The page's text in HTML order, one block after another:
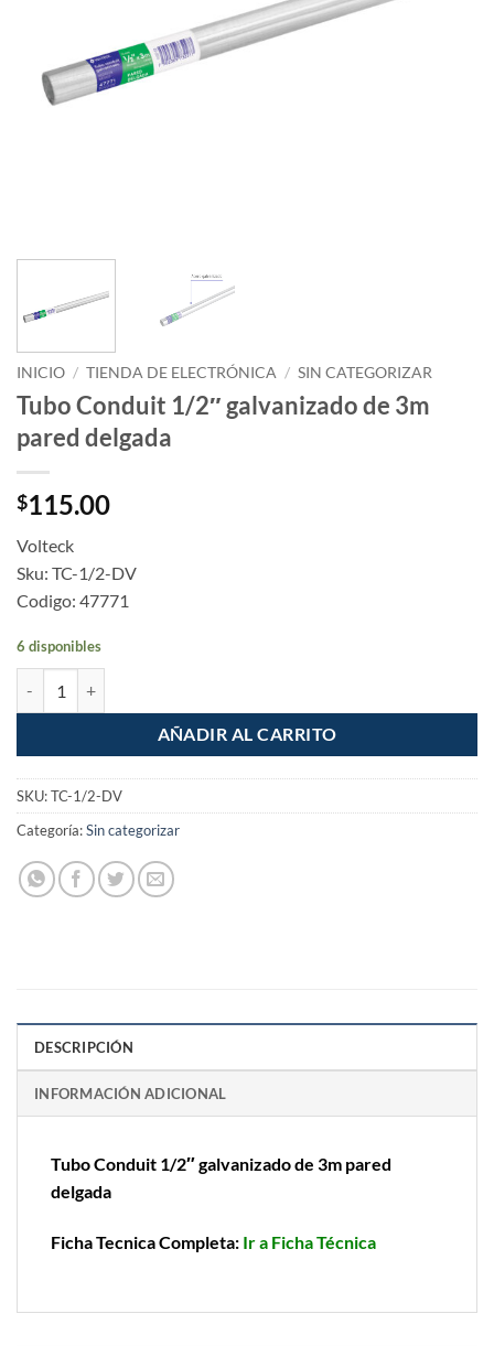
INICIO / TIENDA DE ELECTRÓNICA / SIN CATEGORIZAR
Tubo Conduit 1/2″ galvanizado de 3m
pared delgada
$115.00
Volteck
Sku: TC-1/2-DV
Codigo: 47771
6 disponibles
AÑADIR AL CARRITO
SKU:TC-1/2-DV
Categoría:Sin categorizar
DESCRIPCIÓN
INFORMACIÓN ADICIONAL
Tubo Conduit 1/2″ galvanizado de 3m pared
delgada
Ficha Tecnica Completa: Ir a Ficha Técnica